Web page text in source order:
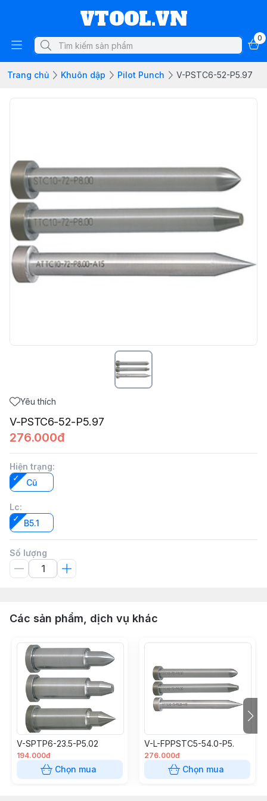
VTOOL.VN
0
Trang chủ Khuôn dập Pilot Punch V-PSTC6-52-P5.97
Yêu thích
V-PSTC6-52-P5.97
276.000đ
Hiện trạng:
Cũ
Lc:
B5.1
Số lượng
Các sản phẩm, dịch vụ khác
V-SPTP6-23.5-P5.02
194.000đ
Chọn mua
V-L-FPPSTC5-54.0-P5.
276.000đ
Chọn mua